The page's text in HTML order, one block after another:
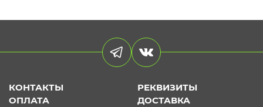
КОНТАКТЫ
РЕКВИЗИТЫ
ОПЛАТА
ДОСТАВКА